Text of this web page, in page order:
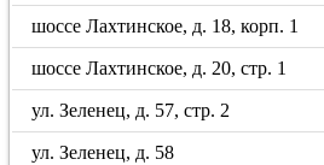
шоссе Лахтинское, д. 18, корп. 1
шоссе Лахтинское, д. 20, стр. 1
ул. Зеленец, д. 57, стр. 2
ул. Зеленец, д. 58